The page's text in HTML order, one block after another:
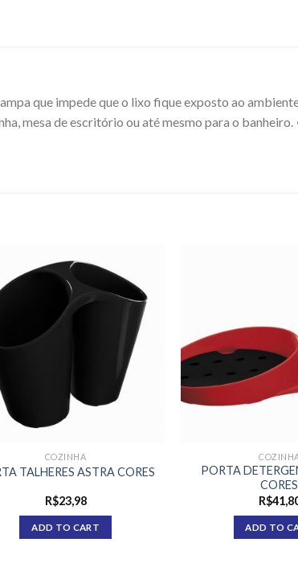
que impede que o lixo fique exposto ao
mesa de escritório ou até mesmo para o banheiro.
COZINHA
TALHERES ASTRA CORES
R$23,98
ADD TO CART
PORTA
CORES
R$
ADD TO